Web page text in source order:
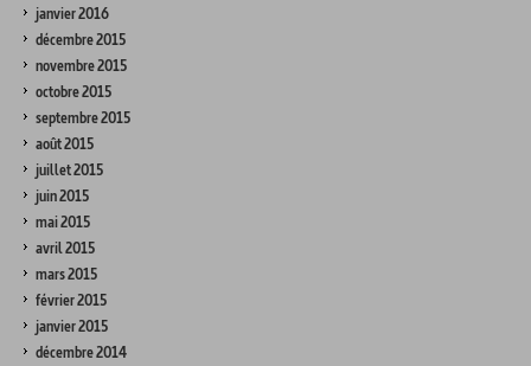
janvier 2016
décembre 2015
novembre 2015
octobre 2015
septembre 2015
août 2015
juillet 2015
juin 2015
mai 2015
avril 2015
mars 2015
février 2015
janvier 2015
décembre 2014